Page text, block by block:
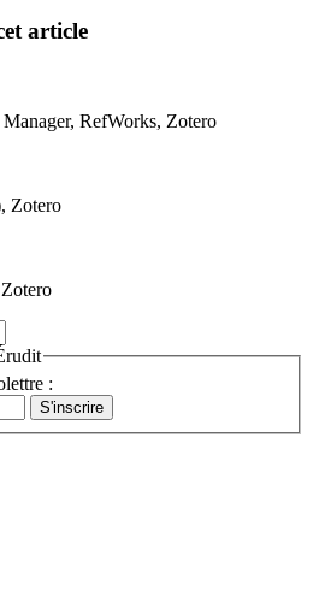
article
RefWorks, Zotero
Zotero
: